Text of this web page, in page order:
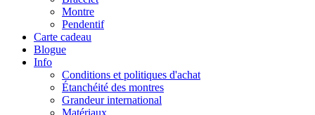
Montre
Pendentif
Carte cadeau
Blogue
Info
Conditions et politiques d'achat
Étanchéité des montres
Grandeur international
Matériaux